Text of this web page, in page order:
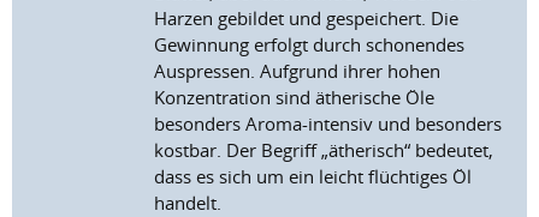
Harzen gebildet und gespeichert. Die
Gewinnung erfolgt durch schonendes
Auspressen. Aufgrund ihrer hohen
Konzentration sind ätherische Öle
besonders Aroma-intensiv und besonders
kostbar. Der Begriff „ätherisch“ bedeutet,
dass es sich um ein leicht flüchtiges Öl
handelt.